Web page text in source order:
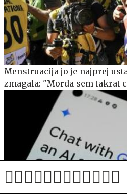
Menstruacija jo je najprej
zmagala: "Morda sem takrat